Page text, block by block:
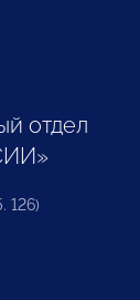
отдел
126)